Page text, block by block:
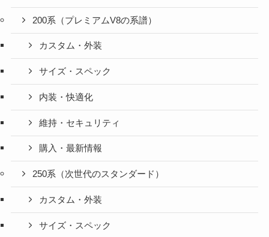
200系（プレミアムV8の系譜）
カスタム・外装
サイズ・スペック
内装・快適化
維持・セキュリティ
購入・最新情報
250系（次世代のスタンダード）
カスタム・外装
サイズ・スペック